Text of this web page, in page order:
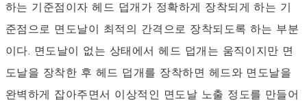
하는 기준점이자 헤드 덥개가 정확하게 장착되게 하는 기
준점으로 면도날이 최적의 간격으로 장착되도록 하는 부분
이다. 면도날이 없는 상태에서 헤드 덥개는 움직이지만 면
도날을 장착한 후 헤드 덥개를 장착하면 헤드와 면도날을
완벽하게 잡아주면서 이상적인 면도날 노출 정도를 만들어